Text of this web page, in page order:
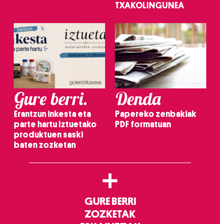
TXAKOLINGUNEA
Gure berri.
Erantzun inkesta eta
parte hartu Iztuetako
produktuen saski
baten zozketan
Denda
Papereko zenbakiak
PDF formatuan
+
GURE BERRI
ZOZKETAK